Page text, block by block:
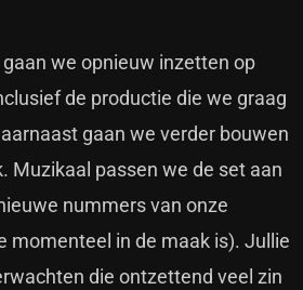
we opnieuw inzetten op
de productie die we graag
gaan we verder bouwen
Muzikaal passen we de set aan
nummers van onze
momenteel in de maak is). Jullie
die ontzettend veel zin